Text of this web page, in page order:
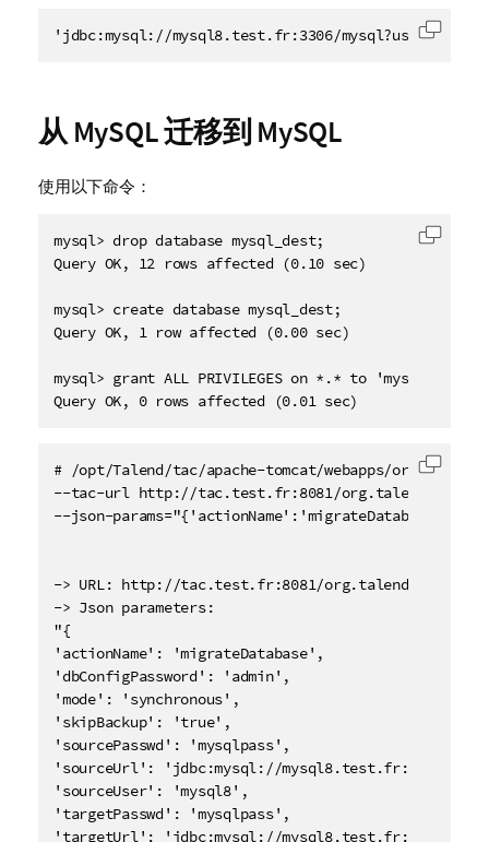
'jdbc:mysql://mysql8.test.fr:3306/ 复制代
从 MySQL 迁移到 MySQL
使用以下命令：
mysql> drop database mysql_dest;
Query OK, 12 rows affected (0.10 sec)
mysql> create database mysql_dest;
Query OK, 1 row affected (0.00 sec)
mysql> grant ALL PRIVILEGES on *.* to 'mysql8'@'%';
Query OK, 0 rows affected (0.01 sec)
复制代
# /opt/Talend/tac/apache-tomcat/webapps/
--tac-url http://tac.test.fr:8081/
--json-
-> URL: http://tac.test.fr:8081/
-> Json parameters:
"{
'actionName': 'migrateDatabase',
'dbConfigPassword': 'admin',
'mode': 'synchronous',
'skipBackup': 'true',
'sourcePasswd': 'mysqlpass',
'sourceUrl': 'jdbc:mysql://mysql8.test.fr:3306/
'sourceUser': 'mysql8',
'targetPasswd': 'mysqlpass',
'targetUrl': 'jdbc:mysql://mysql8.test.fr:3306/
复制代